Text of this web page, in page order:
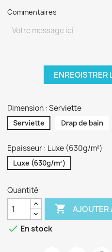
Commentaires
ENREGISTRER
Dimension : Serviette
Serviette Drap de bain
Epaisseur : Luxe (630g/m²)
Luxe (630g/m²)
Quantité
 AJOUTER
 En stock